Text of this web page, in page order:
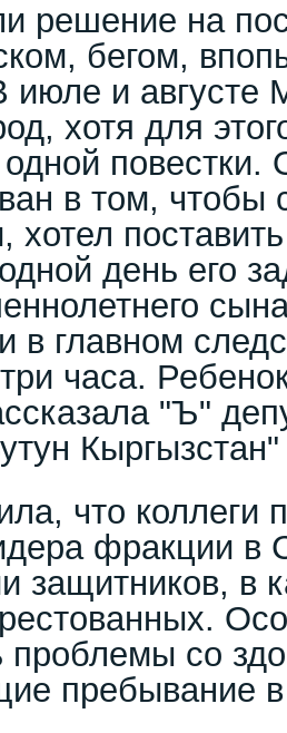
решение на
бегом,
июле и августе
хотя для
повестки.
в том, чтобы
хотел
день его
в главном
часа.
"Ъ"
что коллеги
фракции
защитников, в
проблемы со
пребывание